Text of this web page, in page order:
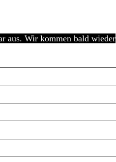
aus. Wir kommen bald wieder